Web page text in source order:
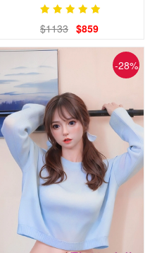
untuk Pelarian Pribadi
$1133 $859
-28%